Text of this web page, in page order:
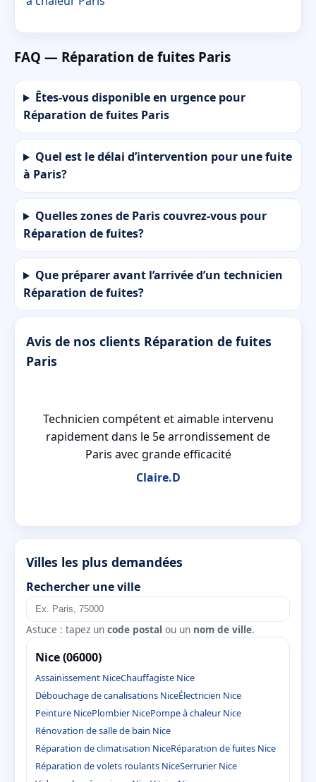
FAQ — Réparation de fuites Paris
Êtes-vous disponible en urgence pour
Réparation de fuites Paris
Quel est le délai d’intervention pour une fuite
à Paris?
Quelles zones de Paris couvrez-vous pour
Réparation de fuites?
Que préparer avant l’arrivée d’un technicien
Réparation de fuites?
Avis de nos clients Réparation de fuites
Paris
Technicien compétent et aimable intervenu
rapidement dans le 5e arrondissement de
Paris avec grande efficacité
Claire.D
Villes les plus demandées
Rechercher une ville
Astuce : tapez un code postal ou un nom de ville.
Nice (06000)
Assainissement NiceChauffagiste Nice
Débouchage de canalisations NiceÉlectricien Nice
Peinture NicePlombier NicePompe à chaleur Nice
Rénovation de salle de bain Nice
Réparation de climatisation NiceRéparation de fuites Nice
Réparation de volets roulants NiceSerrurier Nice